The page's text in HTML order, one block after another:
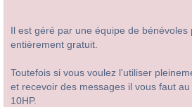
Il est géré par une équipe de
entièrement gratuit.
Toutefois si vous voulez l'utiliser
et recevoir des messages il vous faut
10HP.